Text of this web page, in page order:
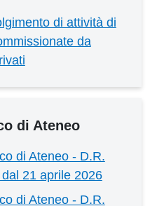
di attività di
da
di Ateneo
di Ateneo - D.R.
21 aprile 2026
di Ateneo - D.R.